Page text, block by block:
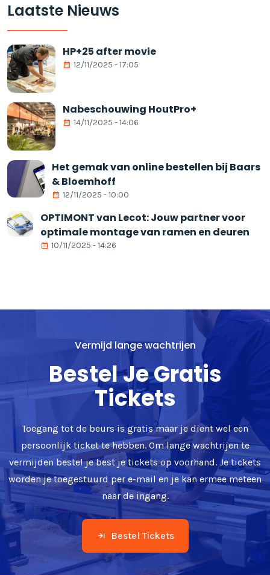
Laatste Nieuws
HP+25 after movie
12/11/2025 - 17:05
Nabeschouwing HoutPro+
14/11/2025 - 14:06
Het gemak van online bestellen bij Baars
& Bloemhoff
12/11/2025 - 10:00
OPTIMONT van Lecot: Jouw partner voor
optimale montage van ramen en deuren
10/11/2025 - 14:26
Vermijd lange wachtrijen
Bestel Je Gratis
Tickets
Toegang tot de beurs is gratis maar je dient wel een
persoonlijk ticket te hebben. Om lange wachtrijen te
vermijden bestel je best je tickets op voorhand. Je tickets
worden je toegestuurd per e-mail en je kan ermee meteen
naar de ingang.
Bestel Tickets